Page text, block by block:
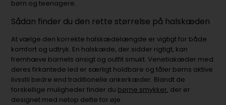
børn og teenagere.
Sådan finder du den rette størrelse på halskæden
At vælge den korrekte halskædelængde er vigtigt for både
komfort og udtryk. En halskæde, der sidder rigtigt, kan
fremhæve barnets ansigt og outfit smukt. Venetiakæder med
deres firkantede led er særligt holdbare og tåler børns aktive
livsstil bedre end traditionelle ankerkæder. Blandt de
forskellige muligheder finder du børne smykker, der er
designet med netop dette for øje.